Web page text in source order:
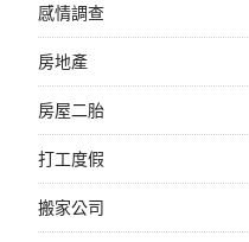
感情調查
房地產
房屋二胎
打工度假
搬家公司